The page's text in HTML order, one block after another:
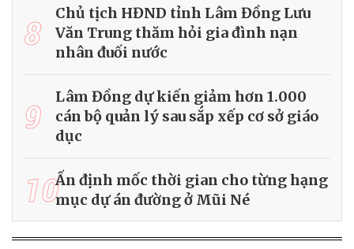
8
Chủ tịch HĐND tỉnh Lâm Đồng Lưu
Văn Trung thăm hỏi gia đình nạn
nhân đuối nước
9
Lâm Đồng dự kiến giảm hơn 1.000
cán bộ quản lý sau sắp xếp cơ sở giáo
dục
10Ấn định mốc thời gian cho từng hạng
mục dự án đường ở Mũi Né